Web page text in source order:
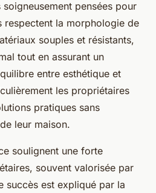
pensées pour
respectent la morphologie de
souples et résistants,
tout en assurant un
entre esthétique et
les propriétaires
pratiques sans
leur maison.
soulignent une forte
souvent valorisée par
succès est expliqué par la